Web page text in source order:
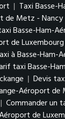
| Taxi Basse-
de Metz - Nancy
Basse-Ham-
de Luxembourg
à Basse-Ham-
taxi Basse-
| Devis
Aéroport de
| Commander un
de